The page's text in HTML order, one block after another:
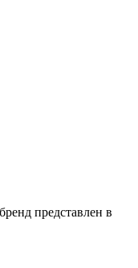
представлен в